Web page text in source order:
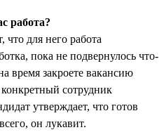
работа?
что для него работа
пока не подвернулось что-
время закроете вакансию
конкретный сотрудник
утверждает, что готов
он лукавит.